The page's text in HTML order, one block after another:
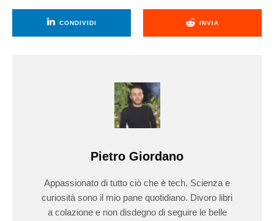
CONDIVIDI INVIA
Pietro Giordano
Appassionato di tutto ciò che è tech. Scienza e
curiosità sono il mio pane quotidiano. Divoro libri
a colazione e non disdegno di seguire le belle